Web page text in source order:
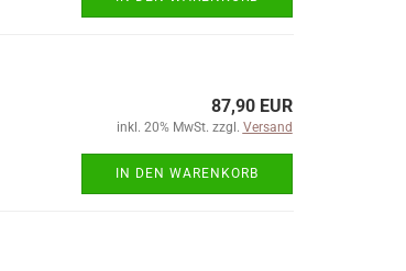
87,90 EUR
inkl. 20% MwSt. zzgl. Versand
IN DEN WARENKORB